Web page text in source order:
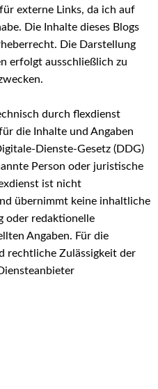
externe Links, da ich auf
Die Inhalte dieses Blogs
Die Darstellung
erfolgt ausschließlich zu
durch flexdienst
die Inhalte und Angaben
Dienste-Gesetz (DDG)
Person oder juristische
ist nicht
übernimmt keine inhaltliche
oder redaktionelle
Angaben. Für die
rechtliche Zulässigkeit der